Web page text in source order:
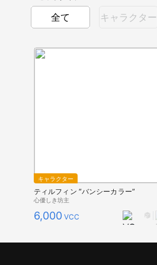
全て キャラクター
キャラクター
ティルフィン ”バンシーカラー”
心優しき坊主
6,000 VCC